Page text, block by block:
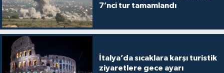
7’nci tur tamamlandı
İtalya’da sıcaklara karşı turistik
ziyaretlere gece ayarı